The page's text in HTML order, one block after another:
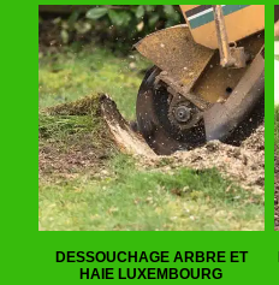
DESSOUCHAGE ARBRE ET
HAIE LUXEMBOURG